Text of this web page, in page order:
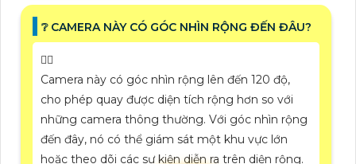
❔ CAMERA NÀY CÓ GÓC NHÌN RỘNG ĐẾN ĐÂU?
❤️‍💋‍
Camera này có góc nhìn rộng lên đến 120 độ,
cho phép quay được diện tích rộng hơn so với
những camera thông thường. Với góc nhìn rộng
đến đây, nó có thể giám sát một khu vực lớn
hoặc theo dõi các sự kiện diễn ra trên diện rộng.